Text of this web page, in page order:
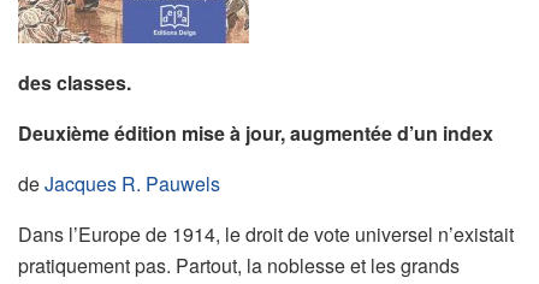
des classes.
Deuxième édition mise à jour, augmentée d’un index
deJacques R. Pauwels
Dans l’Europe de 1914, le droit de vote universel n’existait
pratiquement pas. Partout, la noblesse et les grands